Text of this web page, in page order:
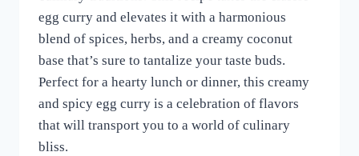
egg curry and elevates it with a harmonious
blend of spices, herbs, and a creamy coconut
base that’s sure to tantalize your taste buds.
Perfect for a hearty lunch or dinner, this creamy
and spicy egg curry is a celebration of flavors
that will transport you to a world of culinary
bliss.